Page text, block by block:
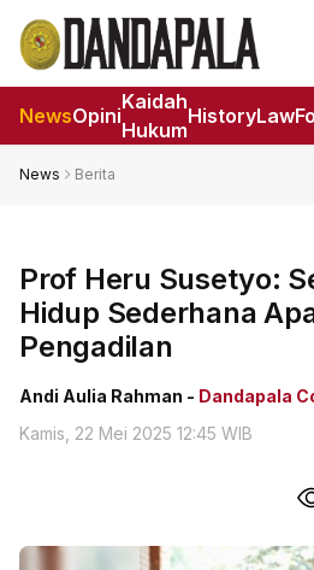
NewsOpini
Kaidah
Hukum
HistoryLaw
News Berita
Prof Heru Susetyo:
Hidup Sederhana
Pengadilan
Andi Aulia Rahman - Dandapala
Kamis, 22 Mei 2025 12:45 WIB